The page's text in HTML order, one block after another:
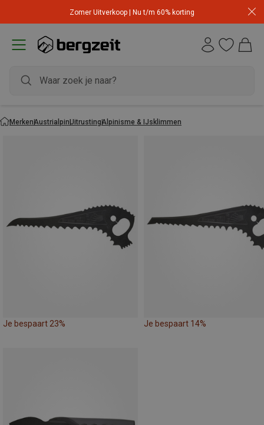
Zomer Uitverkoop | Nu t/m 60% korting
MerkenAustrialpinUitrustingAlpinisme & IJsklimmen
Je bespaart 23% Je bespaart 14%